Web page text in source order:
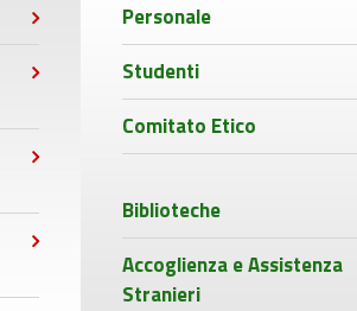
Personale
Studenti
Comitato Etico
Biblioteche
Accoglienza e Assistenza
Stranieri